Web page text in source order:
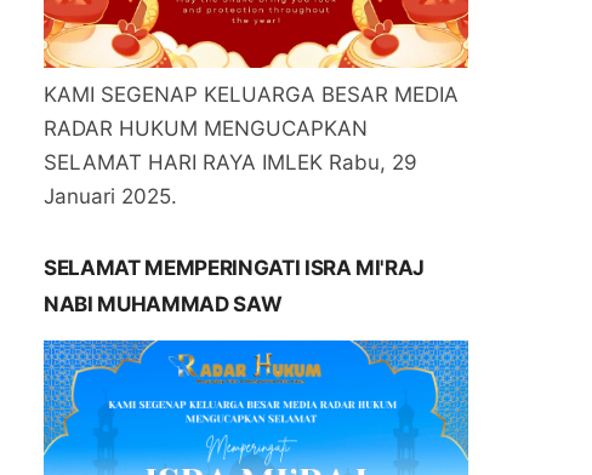
KAMI SEGENAP KELUARGA BESAR MEDIA
RADAR HUKUM MENGUCAPKAN
SELAMAT HARI RAYA IMLEK Rabu, 29
Januari 2025.
SELAMAT MEMPERINGATI ISRA MI'RAJ
NABI MUHAMMAD SAW